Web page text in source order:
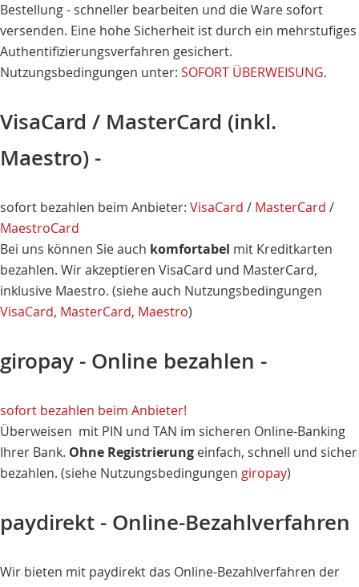
Bestellung - schneller bearbeiten und die Ware sofort
versenden. Eine hohe Sicherheit ist durch ein mehrstufiges
Authentifizierungsverfahren gesichert.
Nutzungsbedingungen unter: SOFORT ÜBERWEISUNG.
VisaCard / MasterCard (inkl.
Maestro) -
sofort bezahlen beim Anbieter: VisaCard / MasterCard /
MaestroCard
Bei uns können Sie auch komfortabel mit Kreditkarten
bezahlen. Wir akzeptieren VisaCard und MasterCard,
inklusive Maestro. (siehe auch Nutzungsbedingungen
VisaCard, MasterCard, Maestro)
giropay - Online bezahlen -
sofort bezahlen beim Anbieter!
Überweisen mit PIN und TAN im sicheren Online-Banking
Ihrer Bank. Ohne Registrierung einfach, schnell und sicher
bezahlen. (siehe Nutzungsbedingungen giropay)
paydirekt - Online-Bezahlverfahren
Wir bieten mit paydirekt das Online-Bezahlverfahren der